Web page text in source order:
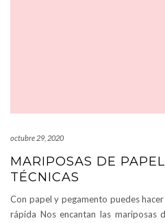
octubre 29, 2020
MARIPOSAS DE
TÉCNICAS
Con papel y pegamento puedes
rápida Nos encantan las mariposas